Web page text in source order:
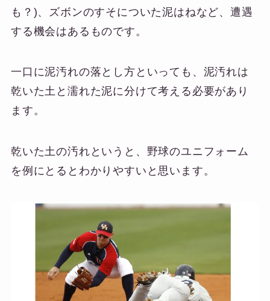
も？)、ズボンのすそについた泥はねなど、遭遇
する機会はあるものです。
一口に泥汚れの落とし方といっても、泥汚れは
乾いた土と濡れた泥に分けて考える必要があり
ます。
乾いた土の汚れというと、野球のユニフォーム
を例にとるとわかりやすいと思います。